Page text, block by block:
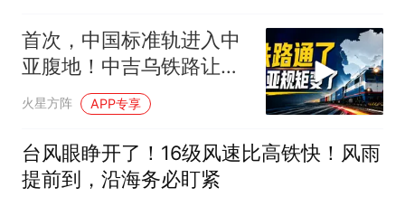
首次，中国标准轨进入中
亚腹地！中吉乌铁路让两
个30年的宿敌握手
火星方阵 APP专享
台风眼睁开了！16级风速比高铁快！风雨
提前到，沿海务必盯紧